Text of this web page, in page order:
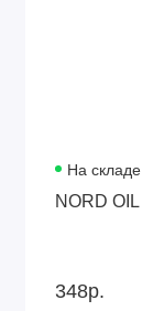
На складе
348р.